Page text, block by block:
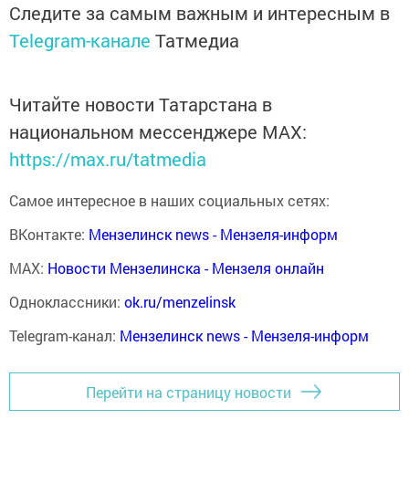
Следите за самым важным и интересным в
Telegram-канале Татмедиа
Читайте новости Татарстана в
национальном мессенджере MАХ:
https://max.ru/tatmedia
Самое интересное в наших социальных сетях:
ВКонтакте: Мензелинск news - Мензеля-информ
MAX: Новости Мензелинска - Мензеля онлайн
Одноклассники: ok.ru/menzelinsk
Telegram-канал: Мензелинск news - Мензеля-информ
Перейти на страницу новости